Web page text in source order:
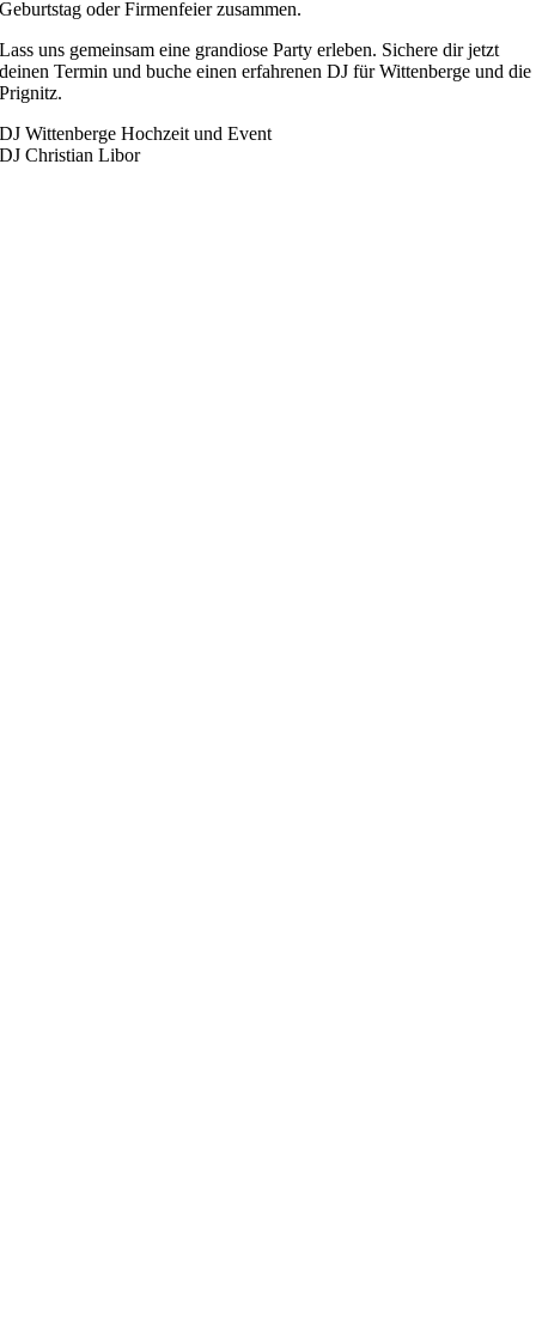
Geburtstag oder Firmenfeier zusammen.
Lass uns gemeinsam eine grandiose Party erleben. Sichere dir jetzt
deinen Termin und buche einen erfahrenen DJ für Wittenberge und die
Prignitz.
DJ Wittenberge Hochzeit und Event
DJ Christian Libor